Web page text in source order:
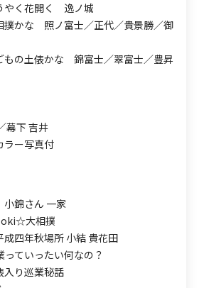
やく花開く 逸ノ城
撲かな 照ノ富士／正代／貴景勝／御
もの土俵かな 錦富士／翠富士／豊昇
幕下 吉井
ー写真付
錦さん 一家
大相撲
四年秋場所 小結 貴花田
ていったい何なの？
り巡業秘話